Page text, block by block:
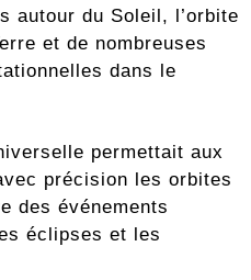
autour du Soleil, l’orbite
et de nombreuses
dans le
permettait aux
précision les orbites
des événements
éclipses et les